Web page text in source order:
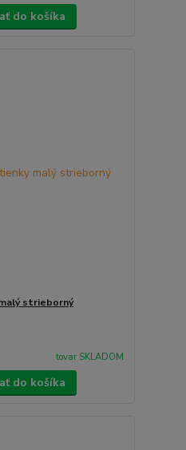
do košíka
strieborný
tovar SKLADOM
do košíka